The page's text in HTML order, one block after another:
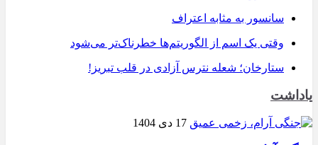
سانسور به مثابه اعتراف
وقتی یک اسم از الگوریتم‌ها خطرناک‌تر می‌شود
ستارخان؛ شعله نترس آزادی در قلب تبریز!
یاداشت
17 دی 1404